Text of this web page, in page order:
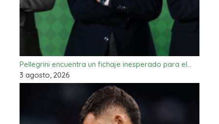
Pellegrini encuentra un fichaje inesperado para el…
3 agosto, 2026